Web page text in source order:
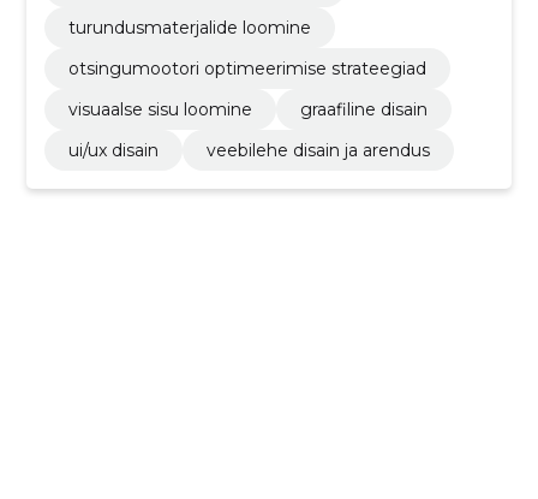
turundusmaterjalide loomine
otsingumootori optimeerimise strateegiad
visuaalse sisu loomine
graafiline disain
ui/ux disain
veebilehe disain ja arendus